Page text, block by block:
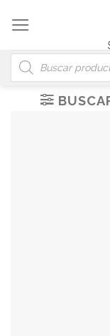
content
Búsqueda
de
productos